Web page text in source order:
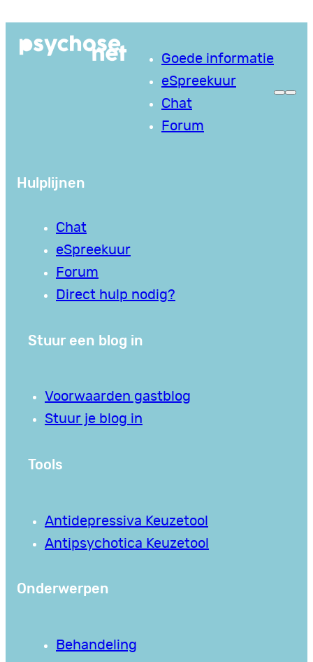
naar
Goede informatie
eSpreekuur
Chat
Forum
Hulplijnen
Chat
eSpreekuur
Forum
Direct hulp nodig?
Stuur een blog in
Voorwaarden gastblog
Stuur je blog in
Tools
Antidepressiva Keuzetool
Antipsychotica Keuzetool
Onderwerpen
Behandeling